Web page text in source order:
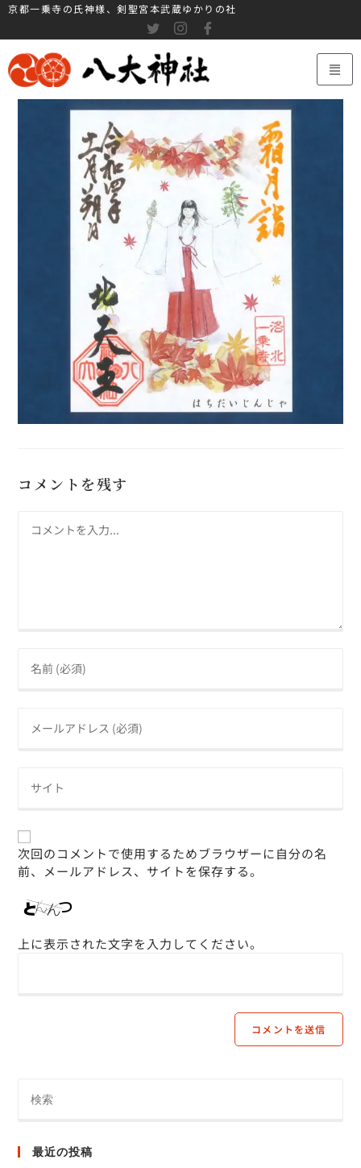
京都一乗寺の氏神様、剣聖宮本武蔵ゆかりの社
コメントを残す
次回のコメントで使用するためブラウザーに自分の名
前、メールアドレス、サイトを保存する。
上に表示された文字を入力してください。
最近の投稿